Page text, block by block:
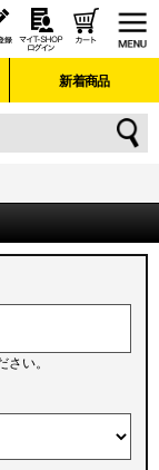
新着商品
い。